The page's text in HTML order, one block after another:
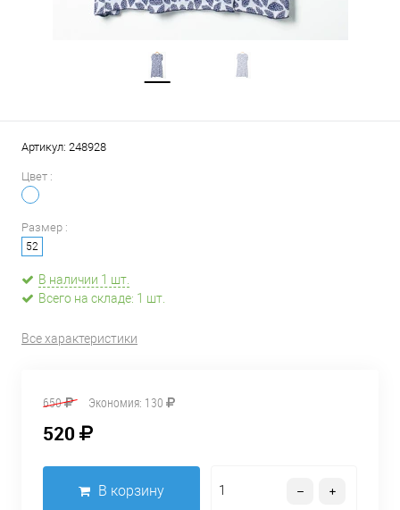
Артикул: 248928
Цвет :
Размер :
52
В наличии 1 шт.
Всего на складе: 1 шт.
Все характеристики
650 Экономия: 130
520
В корзину